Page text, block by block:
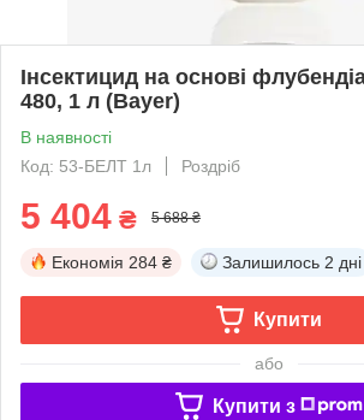
Iнсектицид на основі
480, 1 л (Bayer)
В наявності
Код: 53-БЕЛТ 1л
Роздріб
5 404 ₴ 5 688 ₴
Економія 284 ₴ Залишилось 2 дні
Купити
або
Купити з